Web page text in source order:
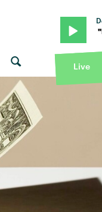
Thieves · "Baby
Live